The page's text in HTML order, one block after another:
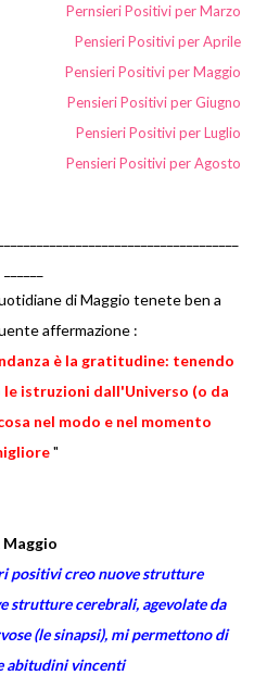
Pernsieri Positivi per Marzo
Pensieri Positivi per Aprile
Pensieri Positivi per Maggio
Pensieri Positivi per Giugno
Pensieri Positivi per Luglio
Pensieri Positivi per Agosto
affermazione :
istruzioni dall'Universo (o da
nel modo e nel momento
"
1 Maggio
strutture cerebrali, agevolate da
(le sinapsi), mi permettono di
abitudini vincenti